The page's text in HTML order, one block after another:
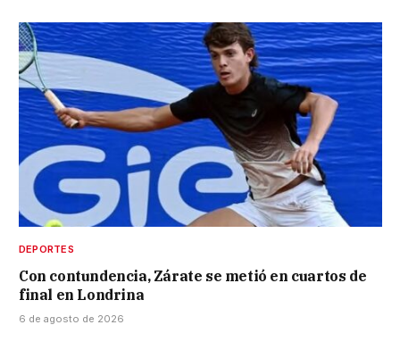
DEPORTES
Con contundencia, Zárate se metió en cuartos de
final en Londrina
6 de agosto de 2026